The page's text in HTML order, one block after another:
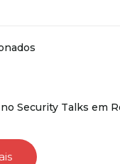
Security Talks em